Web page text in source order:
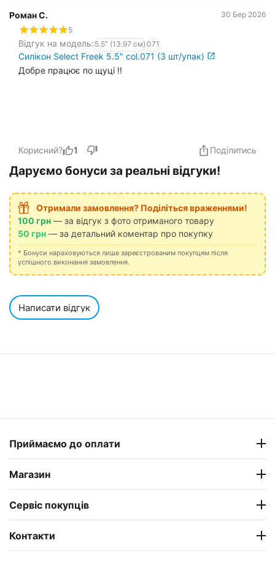
Роман С.
30 Бер 2026
5
Відгук на модель:5.5" (13.97 см) 071
Силікон Select Freek 5.5" col.071 (3 шт/упак)
Добре працює по щуці !!
Корисний? 1 Поділитись
Даруємо бонуси за реальні відгуки!
Отримали замовлення? Поділіться враженнями!
100 грн — за відгук з фото отриманого товару
50 грн — за детальний коментар про покупку
* Бонуси нараховуються лише зареєстрованим покупцям після
успішного виконання замовлення.
Написати відгук
Приймаємо до оплати
Магазин
Сервіс покупців
Контакти